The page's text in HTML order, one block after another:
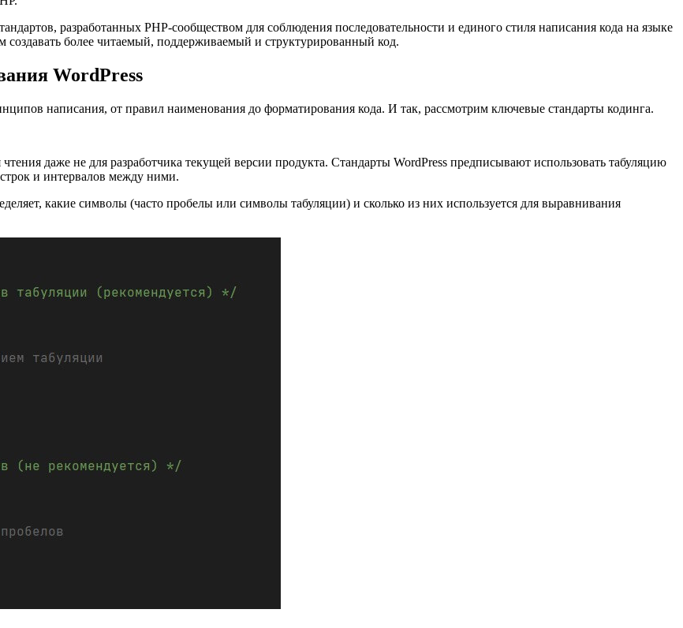
разработанных PHP-сообществом для соблюдения последовательности и единого стиля написания кода на языке
более читаемый, поддерживаемый и структурированный код.
WordPress
написания, от правил наименования до форматирования кода. И так, рассмотрим ключевые стандарты кодинга.
даже не для разработчика текущей версии продукта. Стандарты WordPress предписывают использовать табуляцию
и интервалов между ними.
какие символы (часто пробелы или символы табуляции) и сколько из них используется для выравнивания